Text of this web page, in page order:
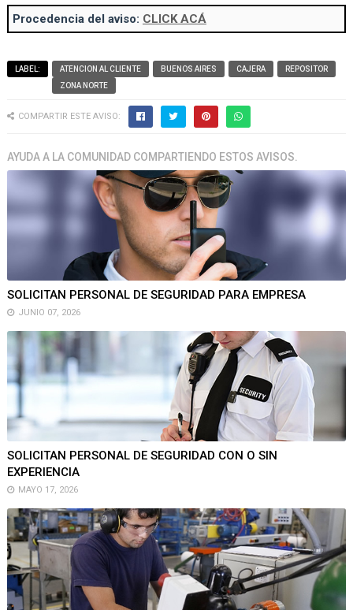
Procedencia del aviso: CLICK ACÁ
LABEL: ATENCION AL CLIENTE BUENOS AIRES CAJERA
REPOSITOR
ZONA NORTE
COMPARTIR ESTE AVISO:
AYUDA A LA COMUNIDAD COMPARTIENDO ESTOS AVISOS.
SOLICITAN PERSONAL DE SEGURIDAD PARA EMPRESA
JUNIO 07, 2026
SOLICITAN PERSONAL DE SEGURIDAD CON O SIN
EXPERIENCIA
MAYO 17, 2026